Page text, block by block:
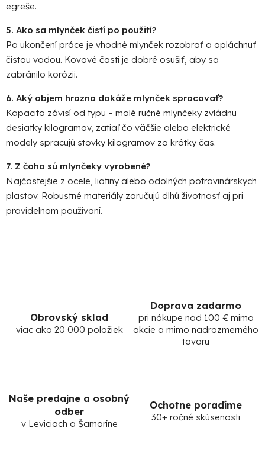
egreše.
5. Ako sa mlynček čistí po použití?
Po ukončení práce je vhodné mlynček rozobrať a opláchnuť
čistou vodou. Kovové časti je dobré osušiť, aby sa
zabránilo korózii.
6. Aký objem hrozna dokáže mlynček spracovať?
Kapacita závisí od typu – malé ručné mlynčeky zvládnu
desiatky kilogramov, zatiaľ čo väčšie alebo elektrické
modely spracujú stovky kilogramov za krátky čas.
7. Z čoho sú mlynčeky vyrobené?
Najčastejšie z ocele, liatiny alebo odolných potravinárskych
plastov. Robustné materiály zaručujú dlhú životnosť aj pri
pravidelnom používaní.
Obrovský sklad
viac ako 20 000 položiek
Doprava zadarmo
pri nákupe nad 100 € mimo
akcie a mimo nadrozmerného
tovaru
Naše predajne a osobný
odber
v Leviciach a Šamoríne
Ochotne poradíme
30+ ročné skúsenosti